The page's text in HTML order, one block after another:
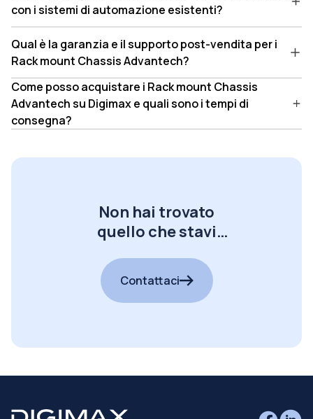
con i sistemi di automazione esistenti?
Qual è la garanzia e il supporto post-vendita per i
Rack mount Chassis Advantech?
Come posso acquistare i Rack mount Chassis
Advantech su Digimax e quali sono i tempi di
consegna?
Non hai trovato
quello che stavi
Contattaci